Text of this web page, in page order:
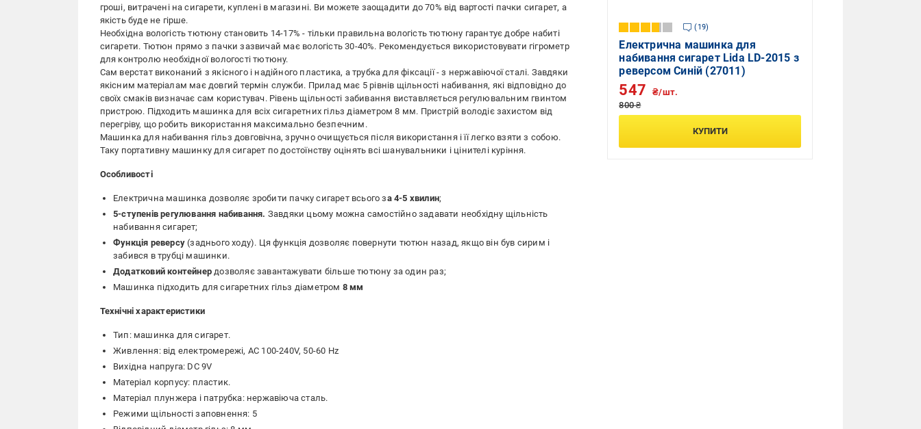
гроші, витрачені на сигарети, куплені в магазині. Ви можете заощадити до 70% від вартості пачки сигарет, а
якість буде не гірше.
Необхідна вологість тютюну становить 14-17% - тільки правильна вологість тютюну гарантує добре набиті
сигарети. Тютюн прямо з пачки зазвичай має вологість 30-40%. Рекомендується використовувати гігрометр
для контролю необхідної вологості тютюну.
Сам верстат виконаний з якісного і надійного пластика, а трубка для фіксації - з нержавіючої сталі. Завдяки
якісним матеріалам має довгий термін служби. Прилад має 5 рівнів щільності набивання, які відповідно до
своїх смаків визначає сам користувач. Рівень щільності забивання виставляється регулювальним гвинтом
пристрою. Підходить машинка для всіх сигаретних гільз діаметром 8 мм. Пристрій володіє захистом від
перегріву, що робить використання максимально безпечним.
Машинка для набивання гільз довговічна, зручно очищується після використання і її легко взяти з собою.
Таку портативну машинку для сигарет по достоїнству оцінять всі шанувальники і цінителі куріння.
Особливості
Електрична машинка дозволяє зробити пачку сигарет всього за 4-5 хвилин;
5-ступенів регулювання набивання. Завдяки цьому можна самостійно задавати необхідну щільність
набивання сигарет;
Функція реверсу (заднього ходу). Ця функція дозволяє повернути тютюн назад, якщо він був сирим і
забився в трубці машинки.
Додатковий контейнердозволяє завантажувати більше тютюну за один раз;
Машинка підходить для сигаретних гільз діаметром 8 мм
Технічні характеристики
Тип: машинка для сигарет.
Живлення: від електромережі, AC 100-240V, 50-60 Hz
Вихідна напруга: DC 9V
Матеріал корпусу: пластик.
Матеріал плунжера і патрубка: нержавіюча сталь.
Режими щільності заповнення: 5
19
Електрична машинка для
набивання сигарет Lida LD-2015 з
реверсом Синій (27011)
800 ₴
547 ₴/шт.
КУПИТИ